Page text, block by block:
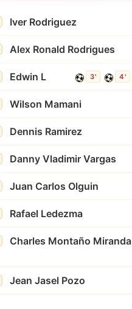
Iver Rodriguez
Alex Ronald Rodrigues
Edwin L 3' 4'
Wilson Mamani
Dennis Ramirez
Danny Vladimir Vargas
Juan Carlos Olguin
Rafael Ledezma
Charles Montaño Miranda
Jean Jasel Pozo